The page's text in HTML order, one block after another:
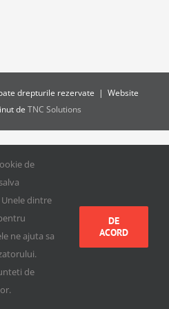
drepturile rezervate | Website
de TNC Solutions
de
dintre
ne ajuta sa
de
DE
ACORD